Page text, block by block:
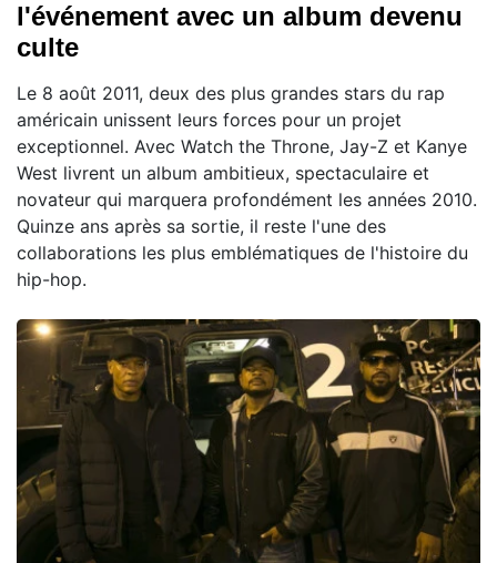
l'événement avec un album devenu
culte
Le 8 août 2011, deux des plus grandes stars du rap
américain unissent leurs forces pour un projet
exceptionnel. Avec Watch the Throne, Jay-Z et Kanye
West livrent un album ambitieux, spectaculaire et
novateur qui marquera profondément les années 2010.
Quinze ans après sa sortie, il reste l'une des
collaborations les plus emblématiques de l'histoire du
hip-hop.